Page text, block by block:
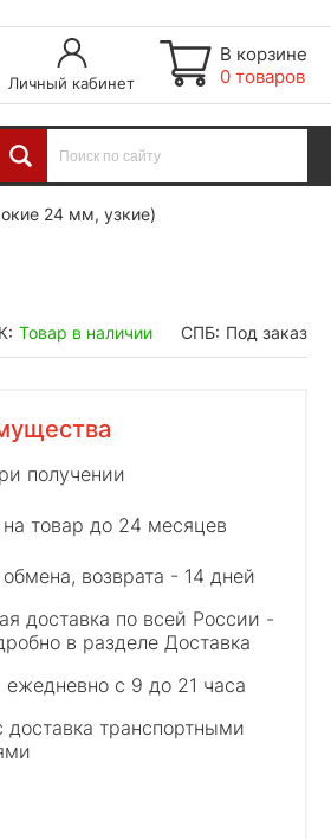
Личный кабинет
В корзине
0 товаров
24 мм, узкие)
Товар в наличии СПБ: Под заказ
получении
на товар до 24 месяцев
обмена, возврата - 14 дней
доставка по всей России -
в разделе Доставка
ежедневно с 9 до 21 часа
доставка транспортными